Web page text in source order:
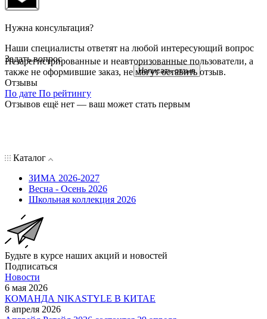
Варежки 14л3122 фуксия